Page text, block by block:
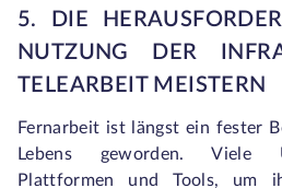
5. DIE
NUTZUNG DER
TELEARBEIT MEISTERN
Fernarbeit ist längst ein fester
Lebens geworden. Viele
Plattformen und Tools, um